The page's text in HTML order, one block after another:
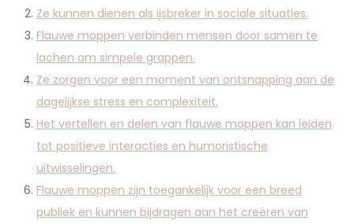
Ze kunnen dienen als ijsbreker in sociale situaties.
Flauwe moppen verbinden mensen door samen te
lachen om simpele grappen.
Ze zorgen voor een moment van ontsnapping aan de
dagelijkse stress en complexiteit.
Het vertellen en delen van flauwe moppen kan leiden
tot positieve interacties en humoristische
uitwisselingen.
Flauwe moppen zijn toegankelijk voor een breed
publiek en kunnen bijdragen aan het creëren van